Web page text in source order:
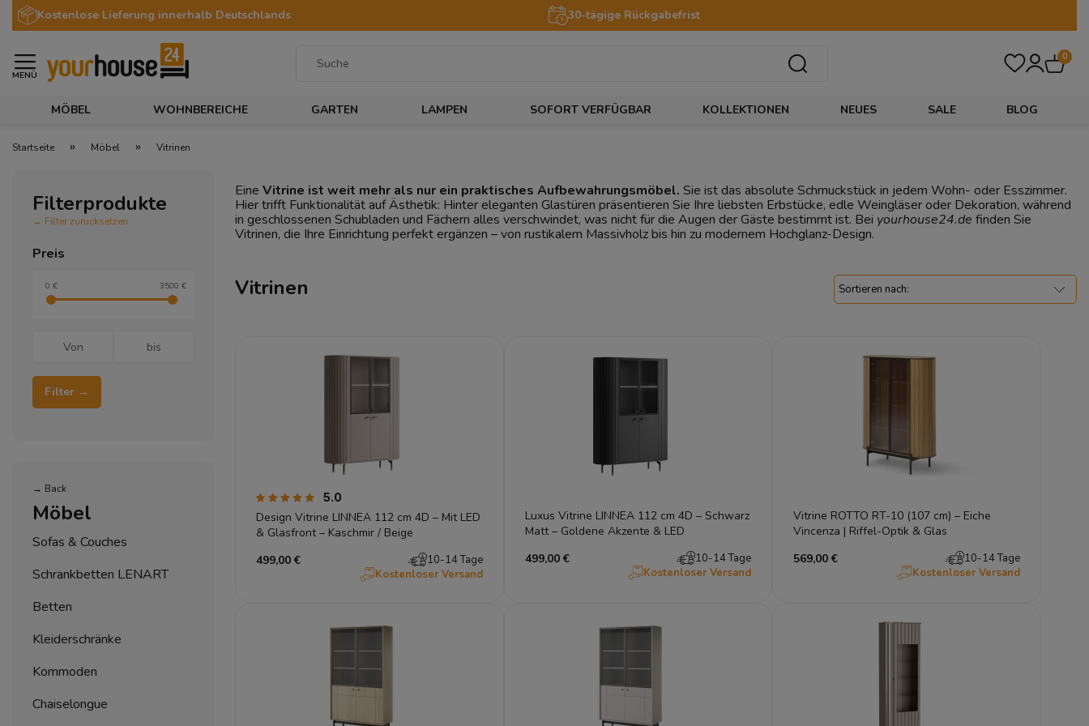
Kostenlose Lieferung innerhalb Deutschlands 30-tägige Rückgabefrist
MENÜ
0
MÖBEL WOHNBEREICHE GARTEN LAMPEN SOFORT VERFÜGBAR KOLLEKTIONEN NEUES SALE BLOG
Startseite » Möbel » Vitrinen
Filterprodukte
→ Filter zurücksetzen
Preis
0 € 3500 €
Filter →
→ Back
Möbel
Sofas & Couches
Schrankbetten LENART
Betten
Kleiderschränke
Kommoden
Chaiselongue
Eine Vitrine ist weit mehr als nur ein praktisches Aufbewahrungsmöbel. Sie ist das absolute Schmuckstück in jedem Wohn- oder Esszimmer.
Hier trifft Funktionalität auf Ästhetik: Hinter eleganten Glastüren präsentieren Sie Ihre liebsten Erbstücke, edle Weingläser oder Dekoration, während
in geschlossenen Schubladen und Fächern alles verschwindet, was nicht für die Augen der Gäste bestimmt ist. Bei yourhouse24.de finden Sie
Vitrinen, die Ihre Einrichtung perfekt ergänzen – von rustikalem Massivholz bis hin zu modernem Hochglanz-Design.
Vitrinen
5.0
Design Vitrine LINNEA 112 cm 4D – Mit LED
& Glasfront – Kaschmir / Beige
499,00 €
10-14 Tage
Kostenloser Versand
Luxus Vitrine LINNEA 112 cm 4D – Schwarz
Matt – Goldene Akzente & LED
499,00 €
10-14 Tage
Kostenloser Versand
Vitrine ROTTO RT-10 (107 cm) – Eiche
Vincenza | Riffel-Optik & Glas
569,00 €
10-14 Tage
Kostenloser Versand